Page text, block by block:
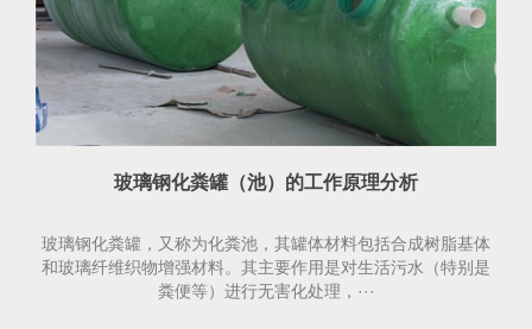
玻璃钢化粪罐（池）的工作原理分析
玻璃钢化粪罐，又称为化粪池，其罐体材料包括合成树脂基体
和玻璃纤维织物增强材料。其主要作用是对生活污水（特别是
粪便等）进行无害化处理，···